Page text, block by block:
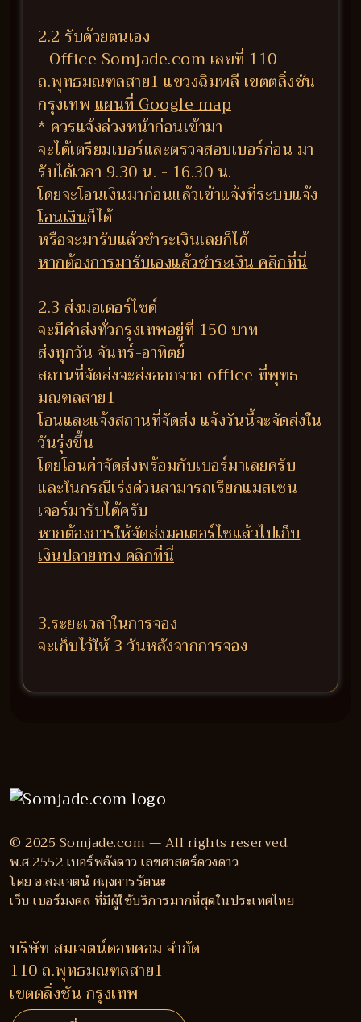
2.2 รับด้วยตนเอง
- Office Somjade.com เลขที่ 110
ถ.พุทธมณฑลสาย1 แขวงฉิมพลี เขตตลิ่งชัน
กรุงเทพแผนที่ Google map
* ควรแจ้งล่วงหน้าก่อนเข้ามา
จะได้เตรียมเบอร์และตรวจสอบเบอร์ก่อน มา
รับได้เวลา 9.30 น. - 16.30 น.
โดยจะโอนเงินมาก่อนแล้วเข้าแจ้งที่ระบบแจ้ง
โอนเงินก็ได้
หรือจะมารับแล้วชำระเงินเลยก็ได้
หากต้องการมารับเองแล้วชำระเงิน คลิกที่นี่
2.3 ส่งมอเตอร์ไซด์
จะมีค่าส่งทั่วกรุงเทพอยู่ที่ 150 บาท
ส่งทุกวัน จันทร์-อาทิตย์
สถานที่จัดส่งจะส่งออกจาก office ที่พุทธ
มณฑลสาย1
โอนและแจ้งสถานที่จัดส่ง แจ้งวันนี้จะจัดส่งใน
วันรุ่งขึ้น
โดยโอนค่าจัดส่งพร้อมกับเบอร์มาเลยครับ
และในกรณีเร่งด่วนสามารถเรียกแมสเซน
เจอร์มารับได้ครับ
หากต้องการให้จัดส่งมอเตอร์ไซแล้วไปเก็บ
เงินปลายทาง คลิกที่นี่
3.ระยะเวลาในการจอง
จะเก็บไว้ให้ 3 วันหลังจากการจอง
© 2025 Somjade.com — All rights reserved.
พ.ศ.2552 เบอร์พลังดาว เลขศาสตร์ดวงดาว
โดย อ.สมเจตน์ ศฤงคารรัตนะ
เว็บ เบอร์มงคล ที่มีผู้ใช้บริการมากที่สุดในประเทศไทย
บริษัท สมเจตน์ดอทคอม จำกัด
110 ถ.พุทธมณฑลสาย1
เขตตลิ่งชัน กรุงเทพ